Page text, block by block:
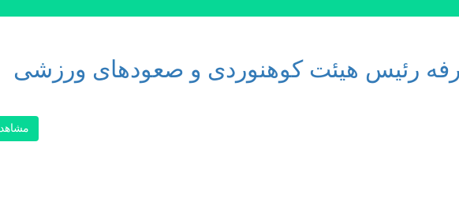
رئیس هیئت کوهنوردی ‌و صعودهای ورزشی